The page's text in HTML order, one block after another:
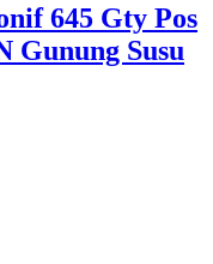
645 Gty Pos
Gunung Susu